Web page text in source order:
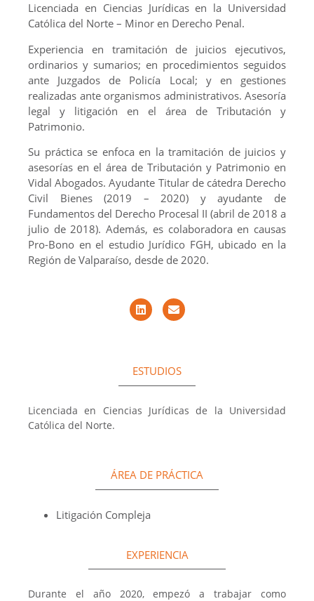
Licenciada en Ciencias Jurídicas en la Universidad
Católica del Norte – Minor en Derecho Penal.
Experiencia en tramitación de juicios ejecutivos,
ordinarios y sumarios; en procedimientos seguidos
ante Juzgados de Policía Local; y en gestiones
realizadas ante organismos administrativos. Asesoría
legal y litigación en el área de Tributación y
Patrimonio.
Su práctica se enfoca en la tramitación de juicios y
asesorías en el área de Tributación y Patrimonio en
Vidal Abogados. Ayudante Titular de cátedra Derecho
Civil Bienes (2019 – 2020) y ayudante de
Fundamentos del Derecho Procesal II (abril de 2018 a
julio de 2018). Además, es colaboradora en causas
Pro-Bono en el estudio Jurídico FGH, ubicado en la
Región de Valparaíso, desde de 2020.
ESTUDIOS
Licenciada en Ciencias Jurídicas de la Universidad
Católica del Norte.
ÁREA DE PRÁCTICA
Litigación Compleja
EXPERIENCIA
Durante el año 2020, empezó a trabajar como